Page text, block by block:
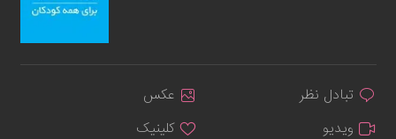
تبادل نظر
عکس
ویدیو
کلینیک